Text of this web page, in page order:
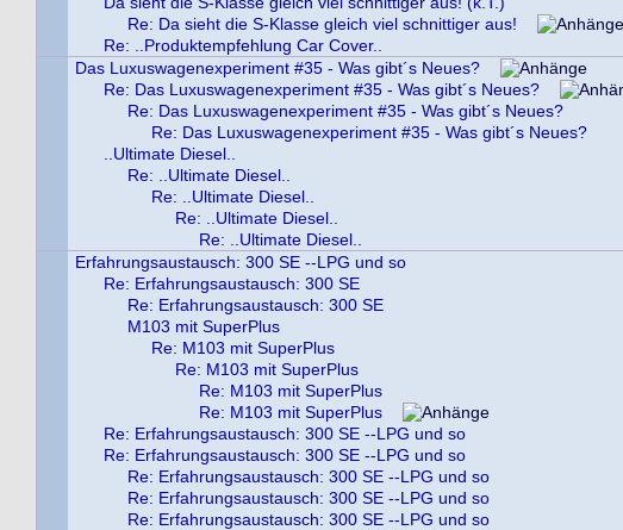
Re: Da sieht die S-Klasse gleich viel schnittiger aus!
Re: ..Produktempfehlung Car Cover..
Das Luxuswagenexperiment #35 - Was gibt´s Neues?
Re: Das Luxuswagenexperiment #35 - Was gibt´s Neues?
Re: Das Luxuswagenexperiment #35 - Was gibt´s Neues?
Re: Das Luxuswagenexperiment #35 - Was gibt´s Neues?
..Ultimate Diesel..
Re: ..Ultimate Diesel..
Re: ..Ultimate Diesel..
Re: ..Ultimate Diesel..
Re: ..Ultimate Diesel..
Erfahrungsaustausch: 300 SE --LPG und so
Re: Erfahrungsaustausch: 300 SE
Re: Erfahrungsaustausch: 300 SE
M103 mit SuperPlus
Re: M103 mit SuperPlus
Re: M103 mit SuperPlus
Re: M103 mit SuperPlus
Re: M103 mit SuperPlus
Re: Erfahrungsaustausch: 300 SE --LPG und so
Re: Erfahrungsaustausch: 300 SE --LPG und so
Re: Erfahrungsaustausch: 300 SE --LPG und so
Re: Erfahrungsaustausch: 300 SE --LPG und so
Re: Erfahrungsaustausch: 300 SE --LPG und so